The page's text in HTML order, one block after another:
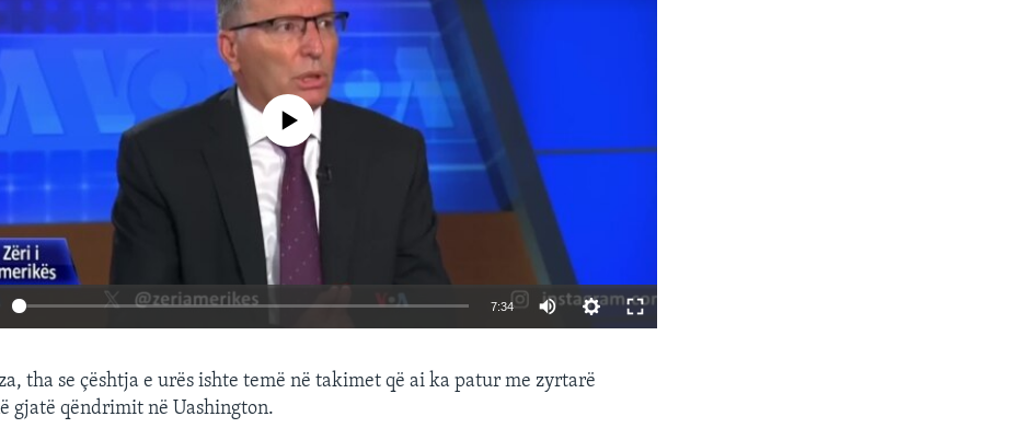
No media source currently available
7:34
tha se çështja e urës ishte temë në takimet që ai ka patur me zyrtarë
gjatë qëndrimit në Uashington.